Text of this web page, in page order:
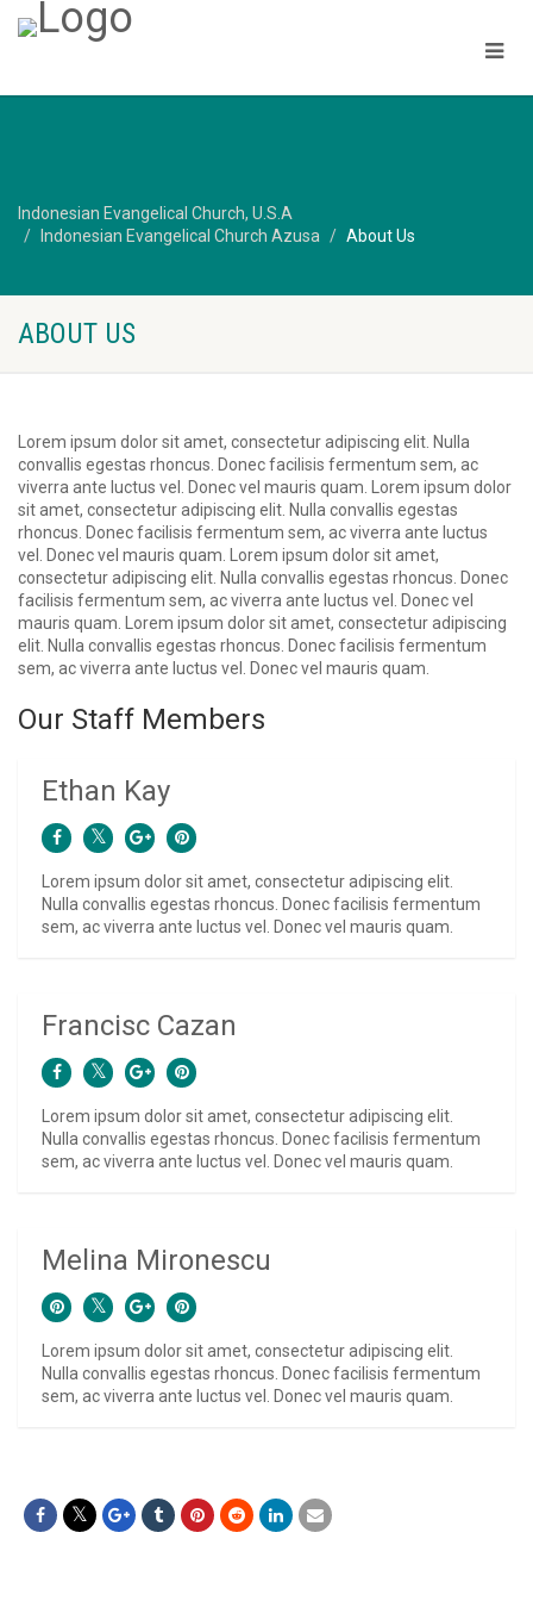
Indonesian Evangelical Church, U.S.A
Indonesian Evangelical Church Azusa
About Us
ABOUT US
Lorem ipsum dolor sit amet, consectetur adipiscing elit. Nulla
convallis egestas rhoncus. Donec facilisis fermentum sem, ac
viverra ante luctus vel. Donec vel mauris quam. Lorem ipsum dolor
sit amet, consectetur adipiscing elit. Nulla convallis egestas
rhoncus. Donec facilisis fermentum sem, ac viverra ante luctus
vel. Donec vel mauris quam. Lorem ipsum dolor sit amet,
consectetur adipiscing elit. Nulla convallis egestas rhoncus. Donec
facilisis fermentum sem, ac viverra ante luctus vel. Donec vel
mauris quam. Lorem ipsum dolor sit amet, consectetur adipiscing
elit. Nulla convallis egestas rhoncus. Donec facilisis fermentum
sem, ac viverra ante luctus vel. Donec vel mauris quam.
Our Staff Members
Ethan Kay
Lorem ipsum dolor sit amet, consectetur adipiscing elit.
Nulla convallis egestas rhoncus. Donec facilisis fermentum
sem, ac viverra ante luctus vel. Donec vel mauris quam.
Francisc Cazan
Lorem ipsum dolor sit amet, consectetur adipiscing elit.
Nulla convallis egestas rhoncus. Donec facilisis fermentum
sem, ac viverra ante luctus vel. Donec vel mauris quam.
Melina Mironescu
Lorem ipsum dolor sit amet, consectetur adipiscing elit.
Nulla convallis egestas rhoncus. Donec facilisis fermentum
sem, ac viverra ante luctus vel. Donec vel mauris quam.